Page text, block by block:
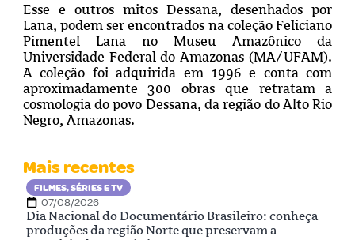
Esse e outros mitos Dessana, desenhados por
Lana, podem ser encontrados na coleção Feliciano
Pimentel Lana no Museu Amazônico da
Universidade Federal do Amazonas (MA/UFAM).
A coleção foi adquirida em 1996 e conta com
aproximadamente 300 obras que retratam a
cosmologia do povo Dessana, da região do Alto Rio
Negro, Amazonas.
Mais recentes
FILMES, SÉRIES E TV
07/08/2026
Dia Nacional do Documentário Brasileiro: conheça
produções da região Norte que preservam a